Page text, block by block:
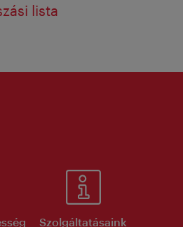
lista
Szolgáltatásaink